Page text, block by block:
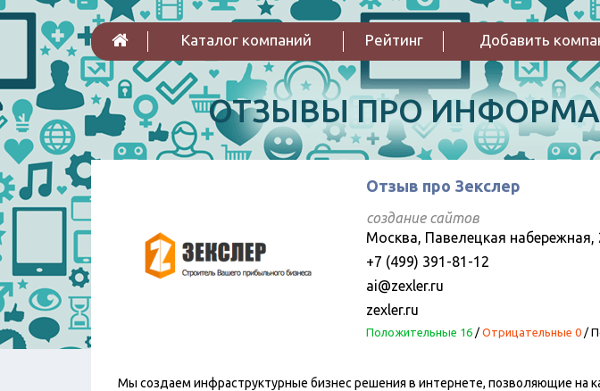
Каталог компаний Рейтинг Добавить
ОТЗЫВЫ ПРО
Отзыв про Зекслер
создание сайтов
Москва, Павелецкая набережная,
+7 (499) 391-81-12
ai@zexler.ru
zexler.ru
Положительные 16/ Отрицательные 0/
Мы создаем инфраструктурные бизнес решения в интернете, позволяющие на